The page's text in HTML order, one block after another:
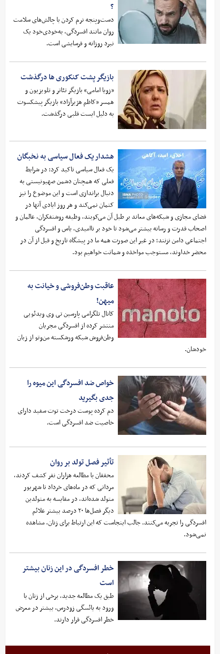
؟
دست‌وپنجه نرم کردن با چالش‌های سلامت
روان مانند افسردگی، به‌خودی‌خود یک
نبرد روزانه و فرسایشی است.
بازیگر پشت کنکوری ها درگذشت
«زویا امامی» بازیگر تئاتر و تلویزیون و
همسر «کاظم هژیرآزاد» بازیگر پیشکسوت
به دلیل ایست قلبی درگذشت.
هشدار یک فعال سیاسی به نخبگان
یک فعال سیاسی تاکید کرد: در شرایط
فعلی که همچنان دشمن صهیونیستی به
دنبال براندازی است و این موضوع را نیز
کتمان نمی‌کند و هر روز ایادی آنها در
فضای مجازی و شبکه‌های معاند بر طبل آن می‌کوبند، وظیفه روشنفکران، عالمان و
اصحاب قدرت و رسانه بیشتر می‌شود تا خود بر ناامیدی، یاس و افسردگی
اجتماعی دامن نزنند؛ در غیر این صورت همه ما در پیشگاه تاریخ و قبل از آن در
محضر خداوند، مستوجب مواخذه و شماتت خواهیم بود.
عاقبت وطن‌فروشی و خیانت به
میهن!
کانال تلگرامی پارسین تی وی ویدئویی
منتشر کرده از افسردگی مجریان
وطن‌فروش شبکه ورشکسته من‌وتو از زبان
خودشان.
خواص ضد افسردگی این میوه را
جدی بگیرید
دم کرده پوست درخت توت سفید دارای
خاصیت ضد افسردگی است.
تأثیر فصل تولد بر روان
محققان با مطالعه هزاران نفر کشف کردند،
مردانی که در ماه‌های خرداد تا شهریور
متولد شده‌اند، در مقایسه به متولدین
دیگر فصل‌ها ۲۰ درصد بیشتر علائم
افسردگی را تجربه می‌کنند. جالب اینجاست که این ارتباط برای زنان، مشاهده
نمی‌شود.
خطر افسردگی در این زنان بیشتر
است
طبق یک مطالعه جدید، برخی از زنان با
ورود به یائسگی زودرس، بیشتر در معرض
خطر افسردگی قرار دارند.